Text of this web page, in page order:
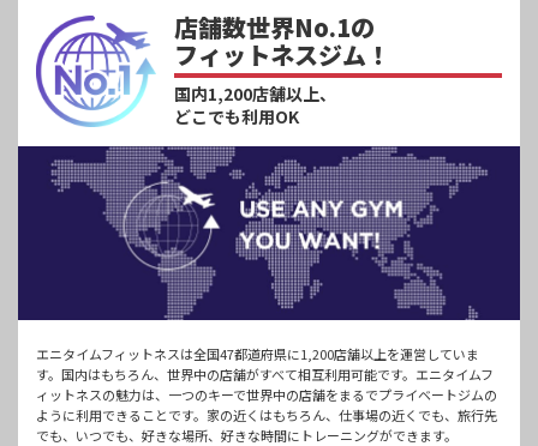
店舗数世界No.1の
フィットネスジム！
国内1,200店舗以上、
どこでも利用OK
エニタイムフィットネスは全国47都道府県に1,200店舗以上を運営していま
す。国内はもちろん、世界中の店舗がすべて相互利用可能です。エニタイムフ
ィットネスの魅力は、一つのキーで世界中の店舗をまるでプライベートジムの
ように利用できることです。家の近くはもちろん、仕事場の近くでも、旅行先
でも、いつでも、好きな場所、好きな時間にトレーニングができます。